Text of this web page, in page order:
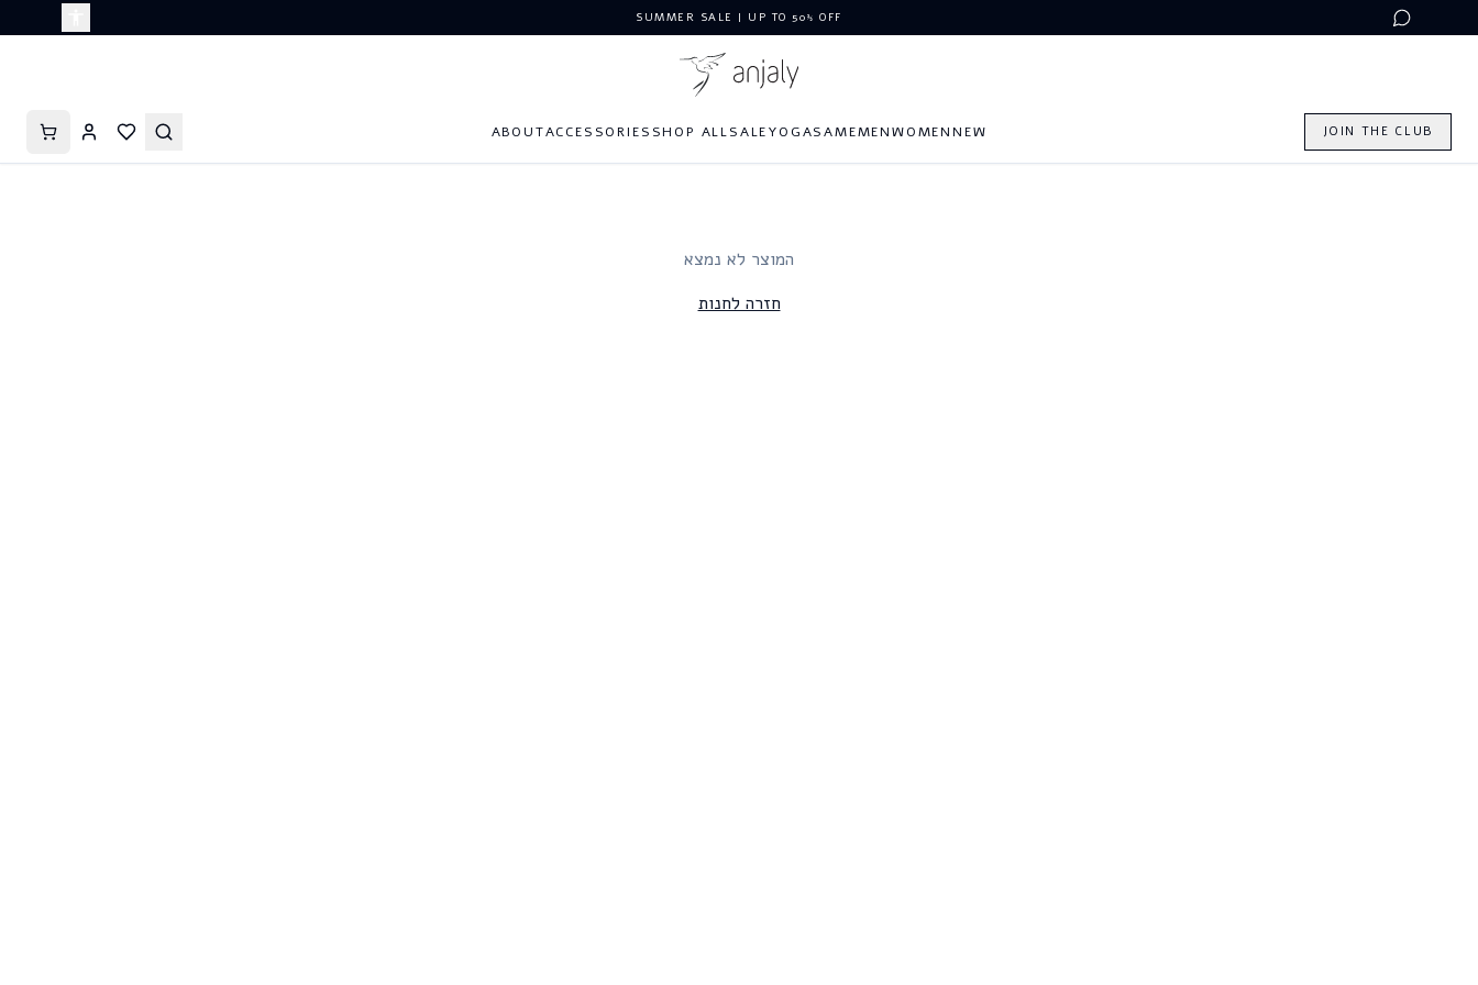
SUMMER SALE | UP TO 50% OFF
JOIN THE CLUB
NEW
WOMEN
MEN
SAME
YOGA
SALE
SHOP ALL
ACCESSORIES
ABOUT
המוצר לא נמצא
חזרה לחנות